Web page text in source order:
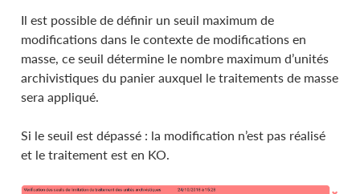
Il est possible de définir un seuil maximum de
modifications dans le contexte de modifications en
masse, ce seuil détermine le nombre maximum d’unités
archivistiques du panier auxquel le traitements de masse
sera appliqué.
Si le seuil est dépassé : la modification n’est pas réalisé
et le traitement est en KO.